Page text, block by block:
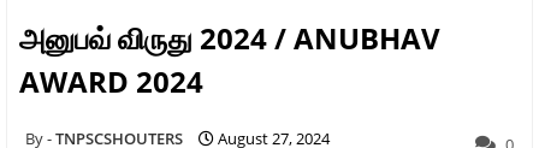
அனுபவ் விருது 2024 / ANUBHAV
AWARD 2024
TNPSCSHOUTERS August 27, 2024